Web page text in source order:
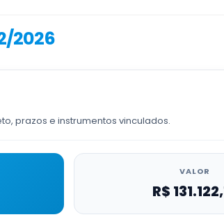
2026
prazos e instrumentos vinculados.
VALOR
R$